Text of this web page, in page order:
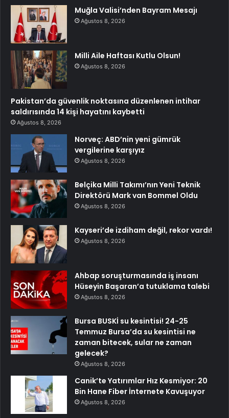
Muğla Valisi’nden Bayram Mesajı
Ağustos 8, 2026
Milli Aile Haftası Kutlu Olsun!
Ağustos 8, 2026
Pakistan’da güvenlik noktasına düzenlenen intihar
saldırısında 14 kişi hayatını kaybetti
Ağustos 8, 2026
Norveç: ABD’nin yeni gümrük
vergilerine karşıyız
Ağustos 8, 2026
Belçika Milli Takımı’nın Yeni Teknik
Direktörü Mark van Bommel Oldu
Ağustos 8, 2026
Kayseri’de izdiham değil, rekor vardı!
Ağustos 8, 2026
Ahbap soruşturmasında iş insanı
Hüseyin Başaran’a tutuklama talebi
Ağustos 8, 2026
Bursa BUSKİ su kesintisi! 24-25
Temmuz Bursa’da su kesintisi ne
zaman bitecek, sular ne zaman
gelecek?
Ağustos 8, 2026
Canik’te Yatırımlar Hız Kesmiyor: 20
Bin Hane Fiber İnternete Kavuşuyor
Ağustos 8, 2026